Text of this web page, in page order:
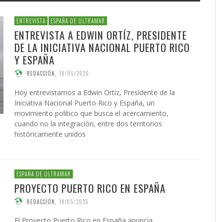
FERRARI, 28/07/2026
SERGIO FERRARI, 22/07/2026
, 22/05/2026
NACIONAL PUERTO RICO Y
DE PUERTO RICO (II)
ORTÍZ 24/07/2026 EDWIN ORTÍZ, 21/07/2026
JAVIER AGUILERA FRAGOSO,
23/
GARCÍA GUERRERO , 02/02/2026
10/
CARDOZO, 29/06/2026
ENTREVISTA ESPAÑA DE ULTRAMAR
ENTREVISTA A EDWIN ORTÍZ, PRESIDENTE
DE LA INICIATIVA NACIONAL PUERTO RICO
Y ESPAÑA
REDACCIÓN 18/05/2026
Hoy entrevistamos a Edwin Ortíz, Presidente de la
Iniciativa Nacional Puerto Rico y España, un
movimiento político que busca el acercamiento,
cuando no la integración, entre dos territorios
históricamente unidos
ESPAÑA DE ULTRAMAR
PROYECTO PUERTO RICO EN ESPAÑA
REDACCIÓN 14/05/2026